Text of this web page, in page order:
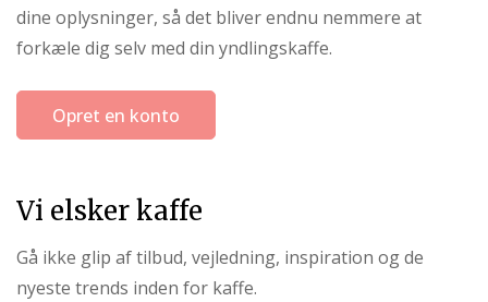
dine oplysninger, så det bliver endnu nemmere at
forkæle dig selv med din yndlingskaffe.
Opret en konto
Vi elsker kaffe
Gå ikke glip af tilbud, vejledning, inspiration og de
nyeste trends inden for kaffe.